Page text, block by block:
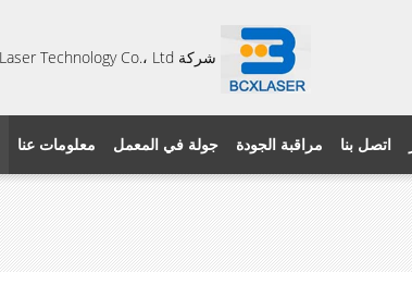
شركة Wuhan Bochuangxing Laser Technology Co.، Ltd.
معلومات عنا جولة في المعمل مراقبة الجودة اتصل بنا